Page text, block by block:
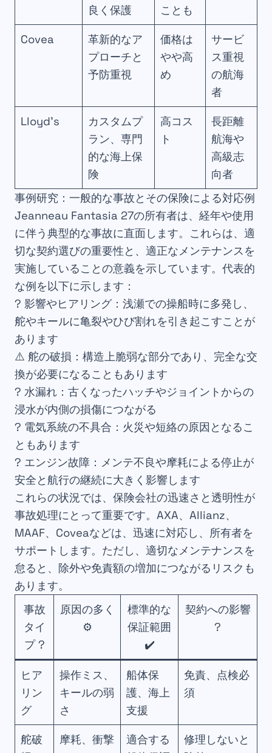
良く保護
ことも
Covea
革新的なア
プローチと
予防重視
価格は
やや高
め
サービ
ス重視
の航海
者
Lloyd’s
カスタムプ
ラン、専門
的な海上保
険
高コス
ト
長距離
航海や
高級志
向者
事例研究：一般的な事故とその保険による対応例
Jeanneau Fantasia 27の所有者は、経年や使用
に伴う典型的な事故に直面します。これらは、適
切な契約選びの重要性と、適正なメンテナンスを
実施していることの意義を示しています。代表的
な例を以下に示します：
? 影響やヒアリング：浅瀬での操船時に多発し、
舵やキールに亀裂やひび割れを引き起こすことが
あります
⚠️ 舵の破損：構造上脆弱な部分であり、完全な交
換が必要になることもあります
? 水漏れ：古くなったハッチやジョイントからの
浸水が内側の損傷につながる
? 電気系統の不具合：火災や短絡の原因となるこ
ともあります
?️ エンジン故障：メンテ不良や摩耗による停止が
安全と航行の継続に大きく影響します
これらの状況では、保険会社の迅速さと透明性が
事故処理にとって重要です。AXA、Allianz、
MAAF、Coveaなどは、迅速に対応し、所有者を
サポートします。ただし、適切なメンテナンスを
怠ると、除外や免責額の増加につながるリスクも
あります。
事故
タイ
プ ?
原因の多く
⚙️
標準的な
保証範囲
✔️
契約への影響
?
ヒア
リン
グ
操作ミス、
キールの弱
さ
船体保
護、海上
支援
免責、点検必
須
舵破
摩耗、衝撃
適合する
修理しないと